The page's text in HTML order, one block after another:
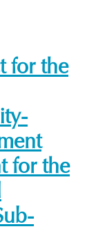
for the
for the